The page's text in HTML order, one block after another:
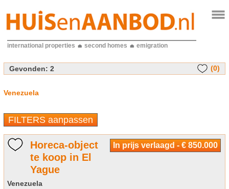
international properties second homes emigration
Gevonden: 2 (0)
Venezuela
FILTERS aanpassen
In prijs verlaagd - € 850.000
Horeca-object
te koop in El
Yague
Venezuela